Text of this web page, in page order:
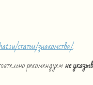
статьи/знакомства/.
рекомендуемне